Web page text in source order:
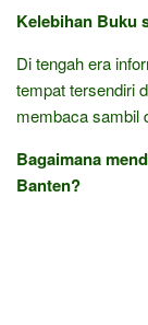
Kelebihan Buku
Di tengah era
tempat tersendiri
membaca sambil
Bagaimana
Banten?